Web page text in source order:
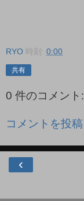
RYO 時刻: 0:00
共有
0 件のコメント:
コメントを投稿
‹